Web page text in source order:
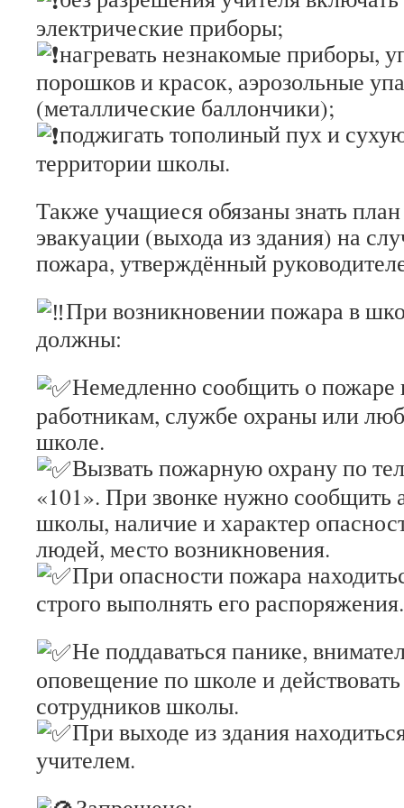
электрические приборы;
нагревать незнакомые приборы,
порошков и красок, аэрозольные
(металлические баллончики);
поджигать тополиный пух и
территории школы.
Также учащиеся обязаны знать
эвакуации (выхода из здания) на
пожара, утверждённый
При возникновении пожара в
должны:
Немедленно сообщить о пожаре
работникам, службе охраны или
школе.
Вызвать пожарную охрану по
«101». При звонке нужно сообщить
школы, наличие и характер
людей, место возникновения.
При опасности пожара
строго выполнять его распоряжения.
Не поддаваться панике,
оповещение по школе и
сотрудников школы.
При выходе из здания
учителем.